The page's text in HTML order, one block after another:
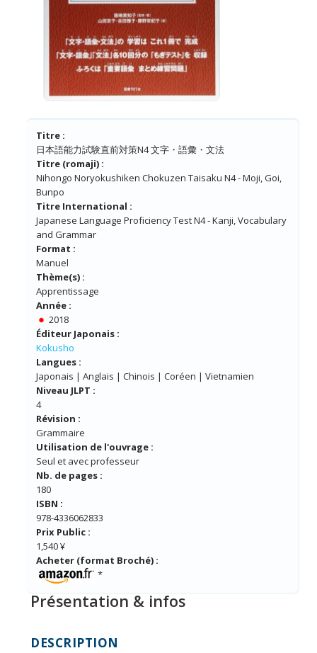
Titre :
日本語能力試験直前対策N4 文字・語彙・文法
Titre (romaji) :
Nihongo Noryokushiken Chokuzen Taisaku N4 - Moji, Goi,
Bunpo
Titre International :
Japanese Language Proficiency Test N4 - Kanji, Vocabulary
and Grammar
Format :
Manuel
Thème(s) :
Apprentissage
Année :
2018
Éditeur Japonais :
Kokusho
Langues :
Japonais | Anglais | Chinois | Coréen | Vietnamien
Niveau JLPT :
4
Révision :
Grammaire
Utilisation de l'ouvrage :
Seul et avec professeur
Nb. de pages :
180
ISBN :
978-4336062833
Prix Public :
1,540 ¥
Acheter (format Broché) :
*
Présentation & infos
DESCRIPTION